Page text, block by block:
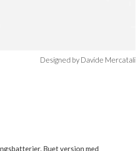
Designed by Davide Mercatali
Buet version med